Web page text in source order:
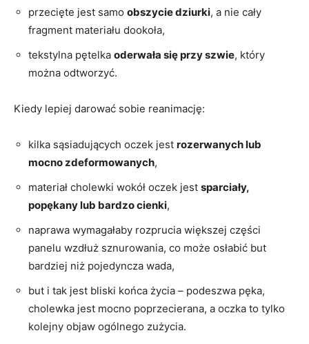
przecięte jest samo obszycie dziurki, a nie cały
fragment materiału dookoła,
tekstylna pętelka oderwała się przy szwie, który
można odtworzyć.
Kiedy lepiej darować sobie reanimację:
kilka sąsiadujących oczek jest rozerwanych lub
mocno zdeformowanych,
materiał cholewki wokół oczek jest sparciały,
popękany lub bardzo cienki,
naprawa wymagałaby rozprucia większej części
panelu wzdłuż sznurowania, co może osłabić but
bardziej niż pojedyncza wada,
but i tak jest bliski końca życia – podeszwa pęka,
cholewka jest mocno poprzecierana, a oczka to tylko
kolejny objaw ogólnego zużycia.